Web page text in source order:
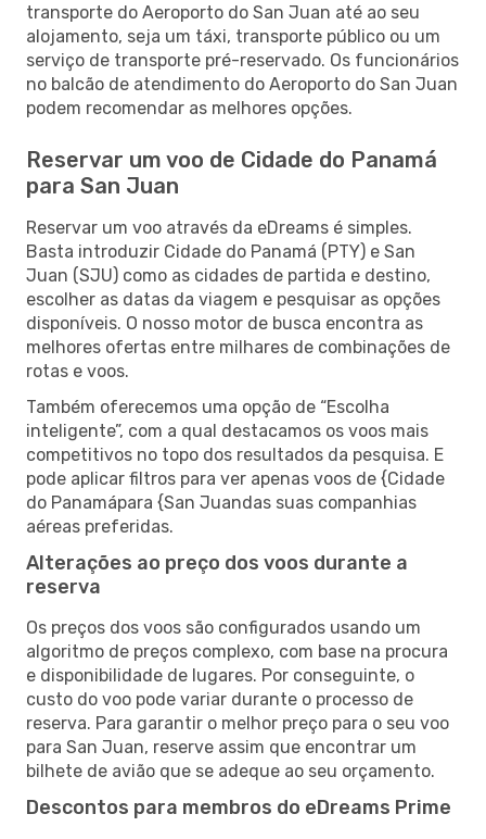
transporte do Aeroporto do San Juan até ao seu
alojamento, seja um táxi, transporte público ou um
serviço de transporte pré-reservado. Os funcionários
no balcão de atendimento do Aeroporto do San Juan
podem recomendar as melhores opções.
Reservar um voo de Cidade do Panamá
para San Juan
Reservar um voo através da eDreams é simples.
Basta introduzir Cidade do Panamá (PTY) e San
Juan (SJU) como as cidades de partida e destino,
escolher as datas da viagem e pesquisar as opções
disponíveis. O nosso motor de busca encontra as
melhores ofertas entre milhares de combinações de
rotas e voos.
Também oferecemos uma opção de “Escolha
inteligente”, com a qual destacamos os voos mais
competitivos no topo dos resultados da pesquisa. E
pode aplicar filtros para ver apenas voos de {Cidade
do Panamápara {San Juandas suas companhias
aéreas preferidas.
Alterações ao preço dos voos durante a
reserva
Os preços dos voos são configurados usando um
algoritmo de preços complexo, com base na procura
e disponibilidade de lugares. Por conseguinte, o
custo do voo pode variar durante o processo de
reserva. Para garantir o melhor preço para o seu voo
para San Juan, reserve assim que encontrar um
bilhete de avião que se adeque ao seu orçamento.
Descontos para membros do eDreams Prime